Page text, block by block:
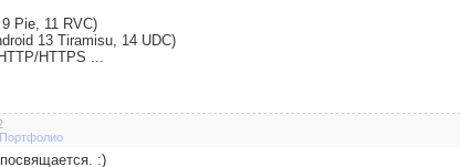
Pie, 11 RVC)
13 Tiramisu, 14 UDC)
HTTPS ...
Портфолио
:)